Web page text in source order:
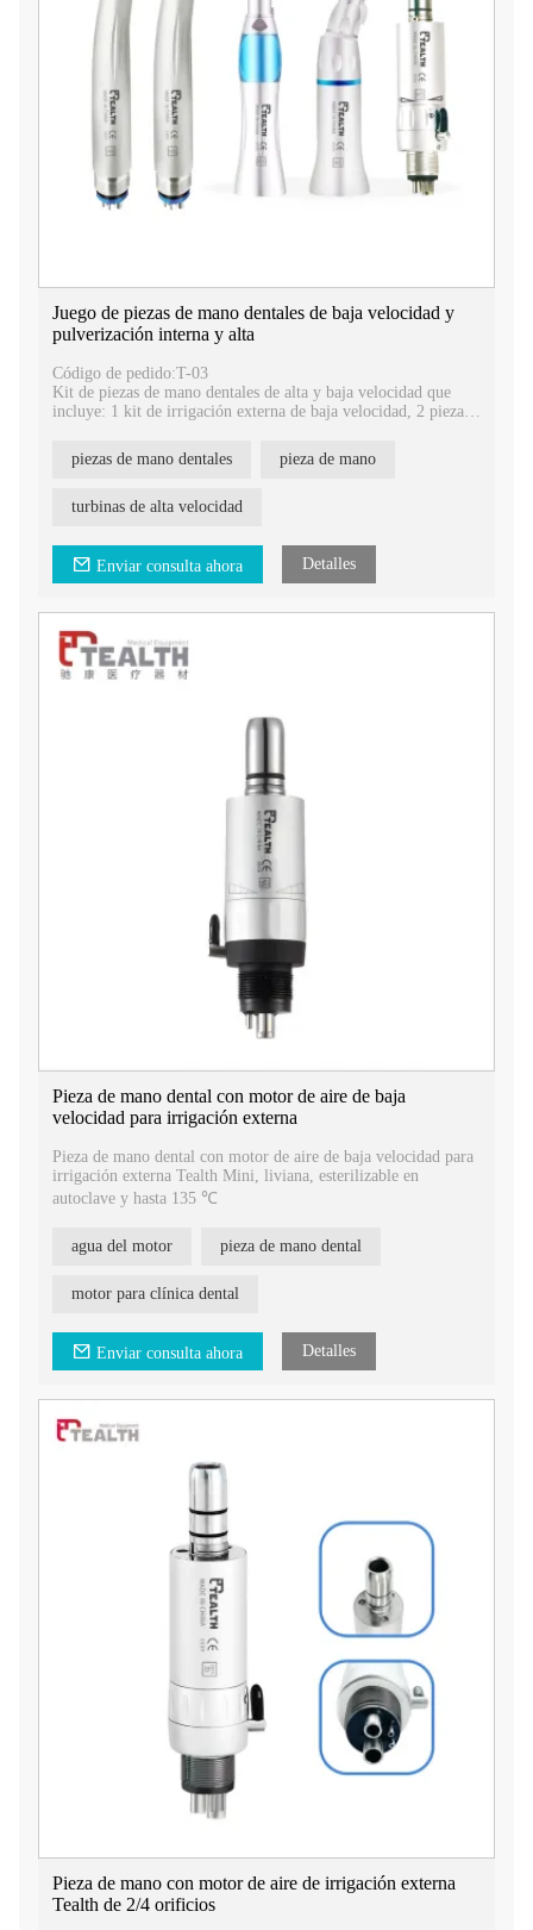
Juego de piezas de mano dentales de baja velocidad y
pulverización interna y alta
Código de pedido:T-03
Kit de piezas de mano dentales de alta y baja velocidad que
incluye: 1 kit de irrigación externa de baja velocidad, 2 piezas
1.Riego externo
2.Tipo de portabrocas: tipo pestillo
4.cabezal de torsión
piezas de mano dentales pieza de mano
turbinas de alta velocidad
Enviar consulta ahora Detalles
Pieza de mano dental con motor de aire de baja
velocidad para irrigación externa
Pieza de mano dental con motor de aire de baja velocidad para
irrigación externa Tealth Mini, liviana, esterilizable en
autoclave y hasta 135 ℃
agua del motor pieza de mano dental
motor para clínica dental
Enviar consulta ahora Detalles
Pieza de mano con motor de aire de irrigación externa
Tealth de 2/4 orificios